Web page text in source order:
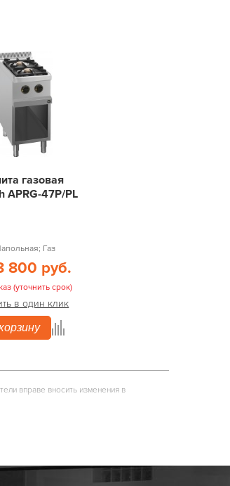
газовая
APRG-47P/PL
Газ
800 руб.
(уточнить срок)
в один клик
вправе вносить изменения в